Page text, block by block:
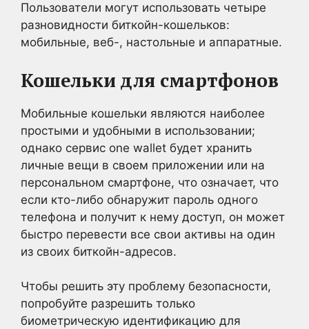
Пользователи могут использовать четыре
разновидности биткойн-кошельков:
мобильные, веб-, настольные и аппаратные.
Кошельки для смартфонов
Мобильные кошельки являются наиболее
простыми и удобными в использовании;
однако сервис one wallet будет хранить
личные вещи в своем приложении или на
персональном смартфоне, что означает, что
если кто-либо обнаружит пароль одного
телефона и получит к нему доступ, он может
быстро перевести все свои активы на один
из своих биткойн-адресов.
Чтобы решить эту проблему безопасности,
попробуйте разрешить только
биометрическую идентификацию для